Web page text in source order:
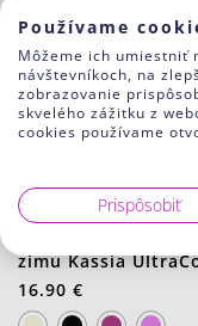
zimu Kassia
16.90 €
Používame
Môžeme ich umiestniť
návštevníkoch, na
zobrazovanie
skvelého zážitku z
cookies používame
Prispôsobiť